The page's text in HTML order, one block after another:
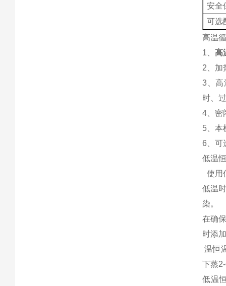
安全
可选
高温
1、高
2、加
3、高
时、
4、密
5、本
6、可
低温
使用
低温
染。
在确
时添
温恒
下蒸
低温